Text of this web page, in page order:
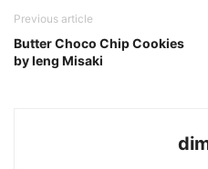
Previous article
Butter Choco Chip Cookies
by Ieng Misaki